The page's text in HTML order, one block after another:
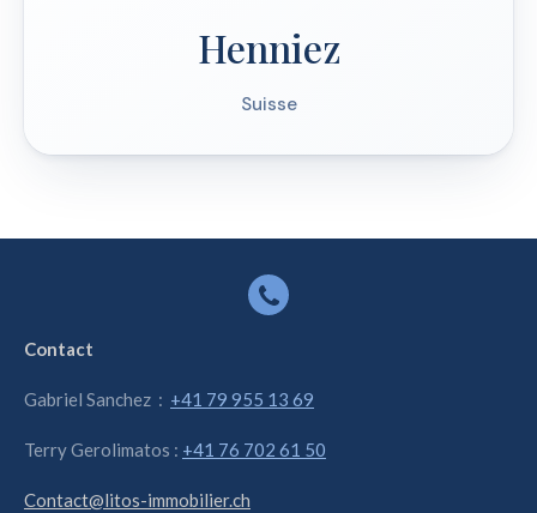
Henniez
Suisse
Contact
Gabriel Sanchez : +41 79 955 13 69
Terry Gerolimatos : +41 76 702 61 50
Contact@litos-immobilier.ch